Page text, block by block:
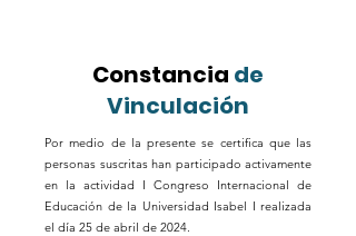
Constancia de
Vinculación
Por medio de la presente se certifica que las
personas suscritas han participado activamente
en la actividad I Congreso Internacional de
Educación de la Universidad Isabel I realizada
el día 25 de abril de 2024.